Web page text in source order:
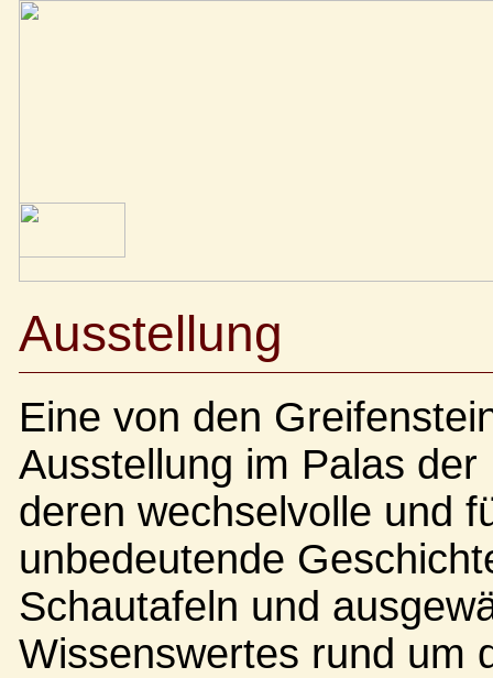
Ausstellung
Eine von den
Ausstellung im Palas
deren wechselvolle und
unbedeutende
Schautafeln und
Wissenswertes rund um